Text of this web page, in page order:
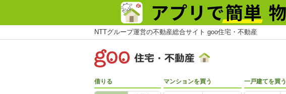
NTTグループ運営の不動産総合サイト goo住宅・不動産
借りる マンションを買う 一戸建てを買う